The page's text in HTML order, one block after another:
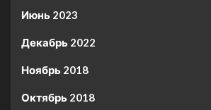
Июнь 2023
Декабрь 2022
Ноябрь 2018
Октябрь 2018